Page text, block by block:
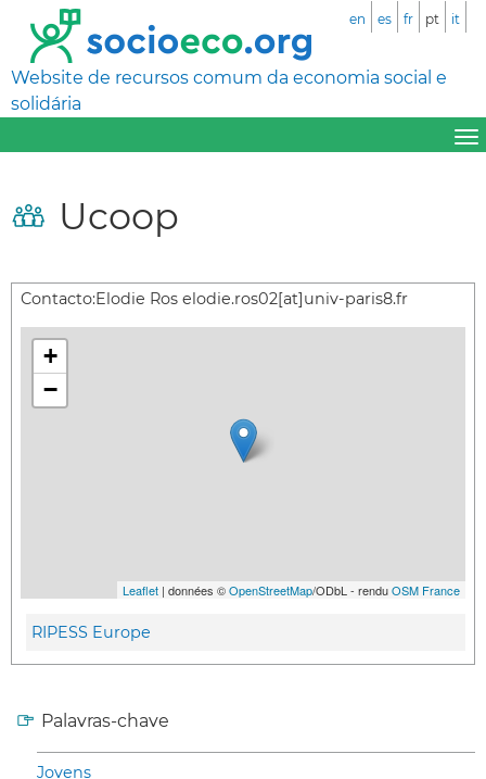
Website de recursos comum da economia social e
solidária
en es fr pt it
Ucoop
Contacto:Elodie Ros elodie.ros02[at]univ-paris8.fr
+
−
Leaflet | données ©OpenStreetMap/ODbL - renduOSM France
RIPESS Europe
Palavras-chave
Jovens